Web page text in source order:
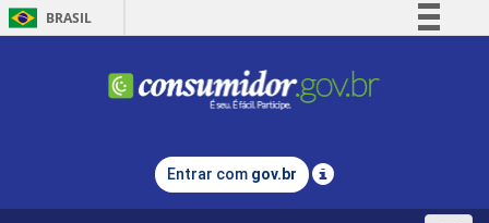
BRASIL
Comunica BR
Legislação
Entrar com gov.br